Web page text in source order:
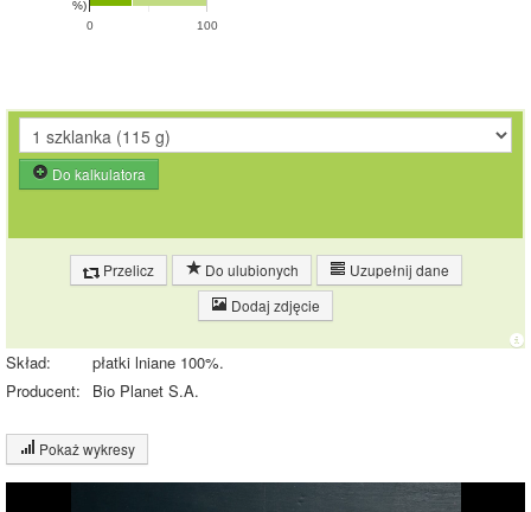
0 100
%)
Do kalkulatora
Przelicz Do ulubionych
Uzupełnij dane
Dodaj zdjęcie
Skład:
płatki lniane 100%.
Producent:
Bio Planet S.A.
Pokaż wykresy
Wykres składu produktu